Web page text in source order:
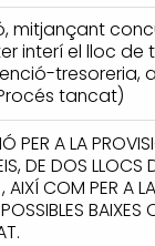
mitjançant
interí el lloc de
tresoreria,
tancat)
PER A LA
DE DOS LLOCS
AIXÍ COM PER A
BAIXES